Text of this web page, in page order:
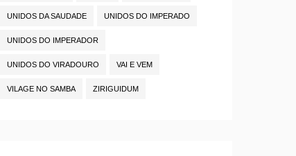
UNIDOS DA SAUDADE UNIDOS DO IMPERADO
UNIDOS DO IMPERADOR
UNIDOS DO VIRADOURO VAI E VEM
VILAGE NO SAMBA ZIRIGUIDUM